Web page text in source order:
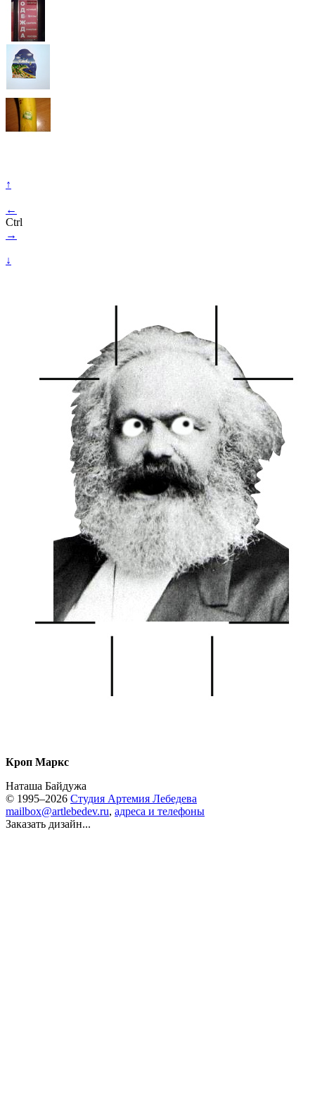
↑
←
Ctrl
→
↓
Кроп Маркс
Наташа Байдужа
© 1995–2026 Студия Артемия Лебедева
mailbox@artlebedev.ru, адреса и телефоны
Заказать дизайн...